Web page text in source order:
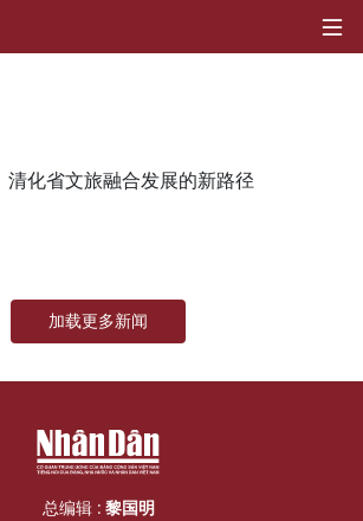
社会
环保
文化
体育
清化省文旅融合发展的新路径
加载更多新闻
总编辑 : 黎国明